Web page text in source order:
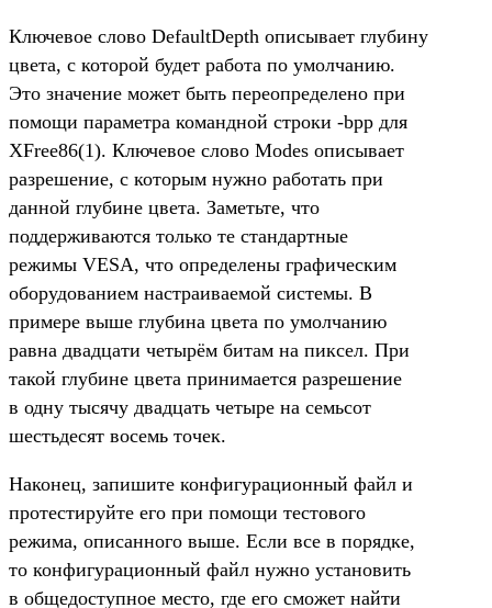
Ключевое слово DefaultDepth описывает глубину
цвета, с которой будет работа по умолчанию.
Это значение может быть переопределено при
помощи параметра командной строки -bpp для
XFree86(1). Ключевое слово Modes описывает
разрешение, с которым нужно работать при
данной глубине цвета. Заметьте, что
поддерживаются только те стандартные
режимы VESA, что определены графическим
оборудованием настраиваемой системы. В
примере выше глубина цвета по умолчанию
равна двадцати четырём битам на пиксел. При
такой глубине цвета принимается разрешение
в одну тысячу двадцать четыре на семьсот
шестьдесят восемь точек.
Наконец, запишите конфигурационный файл и
протестируйте его при помощи тестового
режима, описанного выше. Если все в порядке,
то конфигурационный файл нужно установить
в общедоступное место, где его сможет найти